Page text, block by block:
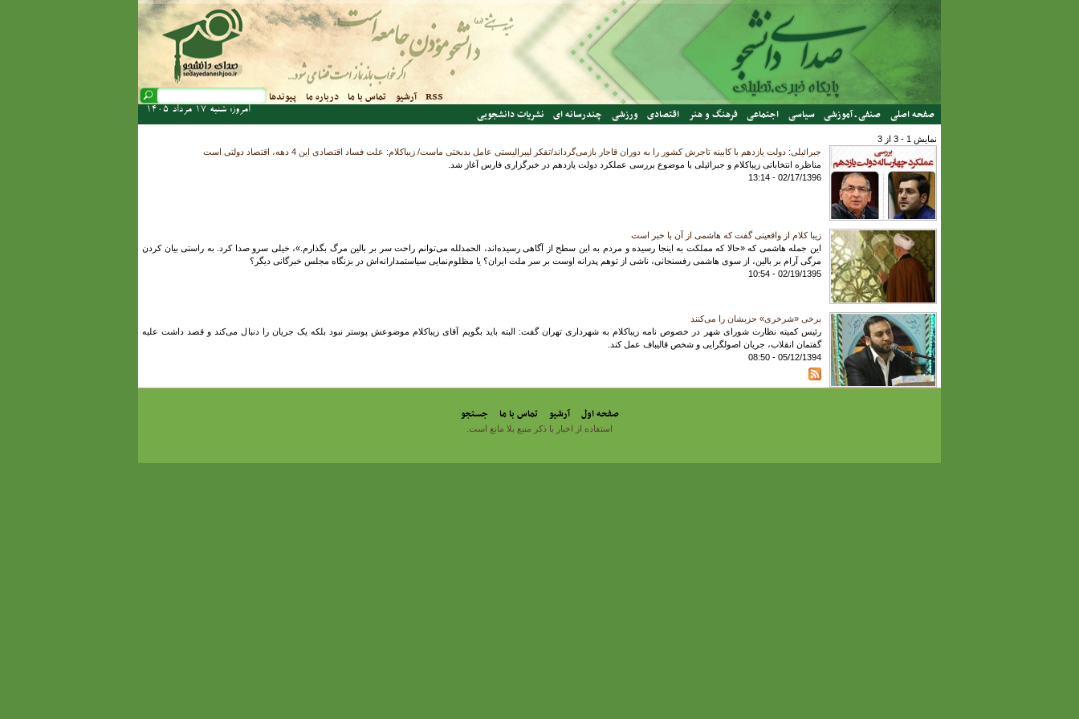
فرم جستجو
جستجو RSS آرشیو تماس با ما درباره ما پیوندها
صفحه اصلی صنفی ـ آموزشی سیاسی اجتماعی فرهنگ و هنر اقتصادی ورزشی چندرسانه ای نشریات دانشجویی امروز: شنبه 17 مرداد 1405
نمایش 1 - 3 از 3
جبرائیلی: دولت یازدهم با کابینه تاجرش کشور را به دوران قاجار بازمی‌گرداند/تفکر لیبرالیستی عامل بدبختی ماست/ زیباکلام: علت فساد اقتصادی این 4 دهه، اقتصاد دولتی است
مناظره انتخاباتی زیباکلام و جبرائیلی با موضوع بررسی عملکرد دولت یازدهم در خبرگزاری فارس آغاز شد.
02/17/1396 - 13:14
زیبا کلام از واقعیتی گفت که هاشمی از آن با خبر است
این جمله هاشمی که «حالا که مملکت به اینجا رسیده و مردم به این سطح از آگاهی رسیده‌اند، الحمدلله می‌توانم راحت سر بر بالین مرگ بگذارم.»، خیلی سرو صدا کرد. به راستی بیان کردن
مرگی آرام بر بالین، از سوی هاشمی رفسنجانی، ناشی از توهم پدرانه اوست بر سر ملت ایران؟ یا مظلوم‌نمایی سیاستمدارانه‌اش در بزنگاه مجلس خبرگانی دیگر؟
02/19/1395 - 10:54
برخی «شرخری» حزبشان را می‌کنند
رئیس کمیته نظارت شورای شهر در خصوص نامه زیباکلام به شهرداری تهران گفت: البته باید بگویم آقای زیباکلام موضوعش پوستر نبود بلکه یک جریان را دنبال می‌کند و قصد داشت علیه
گفتمان انقلاب، جریان اصولگرایی و شخص قالیباف عمل کند.
05/12/1394 - 08:50
صفحه اول آرشیو تماس با ما جستجو
استفاده از اخبار با ذکر منبع بلا مانع است.